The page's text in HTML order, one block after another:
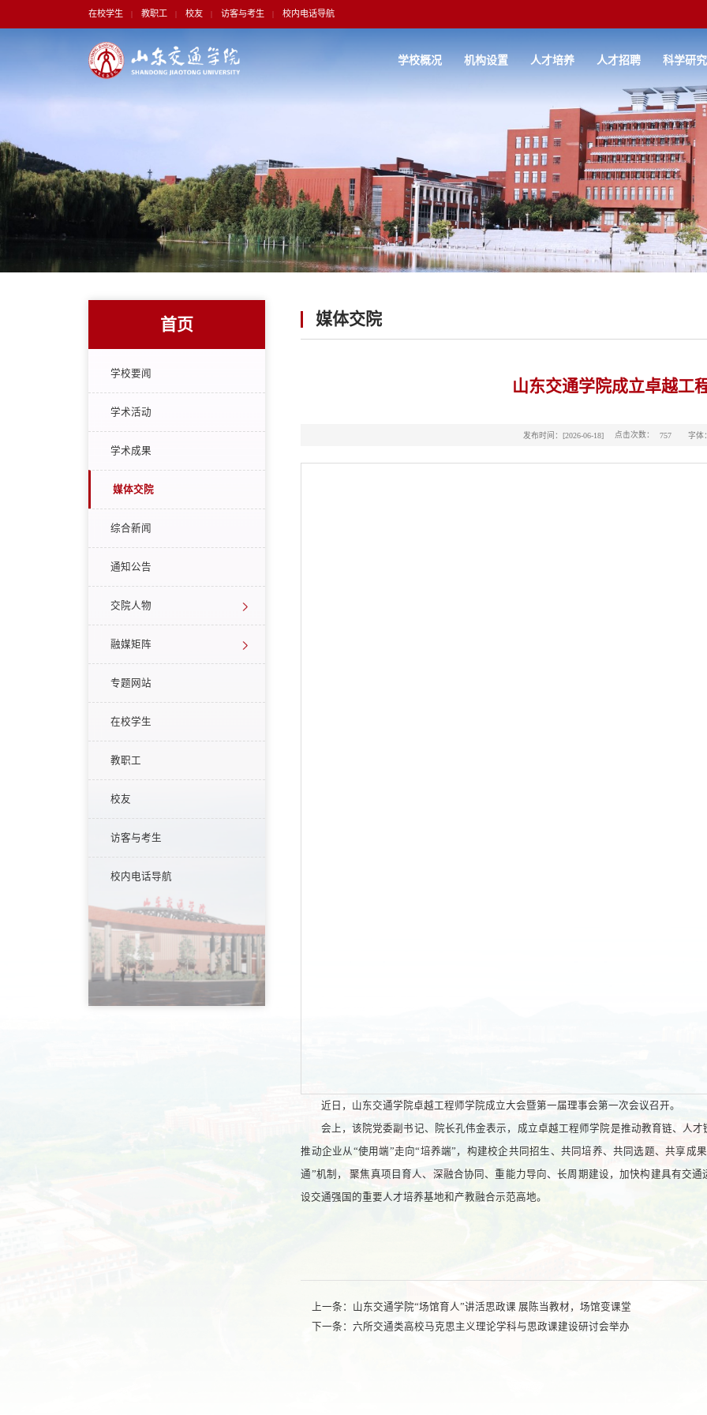
在校学生 教职工 校友 访客与考生 校内电话导航
学校概况 机构设置 人才培养 人才招聘 科学研究
首页
学校要闻
学术活动
学术成果
媒体交院
综合新闻
通知公告
交院人物
融媒矩阵
专题网站
在校学生
教职工
校友
访客与考生
校内电话导航
媒体交院
山东交通学院成立卓越工
发布时间：[2026-06-18] 点击次数： 757 字体
近日，山东交通学院卓越工程师学院成立大会暨第一届理事会第一次会议召开。
会上，该院党委副书记、院长孔伟金表示，成立卓越工程师学院是推动教育链、人
推动企业从“使用端”走向“培养端”，构建校企共同招生、共同培养、共同选题、共享成
通”机制， 聚焦真项目育人、深融合协同、重能力导向、长周期建设，加快构建具有交
设交通强国的重要人才培养基地和产教融合示范高地。
上一条： 山东交通学院“场馆育人”讲活思政课 展陈当教材，场馆变课堂
下一条：六所交通类高校马克思主义理论学科与思政课建设研讨会举办